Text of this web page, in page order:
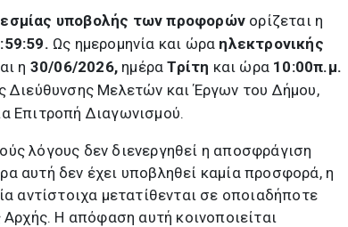
υποβολής των προφορών ορίζεται η
Ως ημερομηνία και ώρα ηλεκτρονικής
η 30/06/2026, ημέραΤρίτη και ώρα 10:00π.μ.
Διεύθυνσης Μελετών και Έργων του Δήμου,
Επιτροπή Διαγωνισμού.
λόγους δεν διενεργηθεί η αποσφράγιση
αυτή δεν έχει υποβληθεί καμία προσφορά, η
αντίστοιχα μετατίθενται σε οποιαδήποτε
Η απόφαση αυτή κοινοποιείται